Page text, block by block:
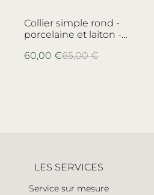
%
Collier simple rond -
porcelaine et laiton -
60,00 €65,00 €
LES SERVICES
Service sur mesure